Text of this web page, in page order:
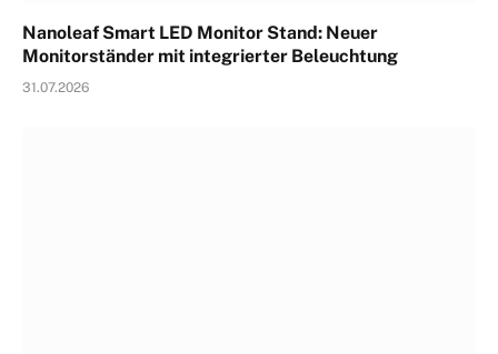
Nanoleaf Smart LED Monitor Stand: Neuer
Monitorständer mit integrierter Beleuchtung
31.07.2026